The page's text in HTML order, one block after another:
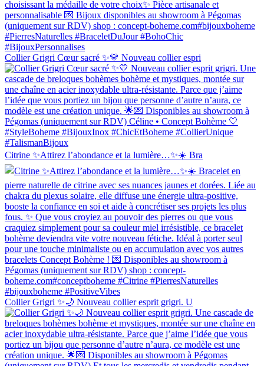
Collier Grigri Cœur sacré ✨💛 Nouveau collier espri
Citrine ✨Attirez l’abondance et la lumière…✨☀️ Bra
Collier Grigri ✨🌙 Nouveau collier esprit grigri. U